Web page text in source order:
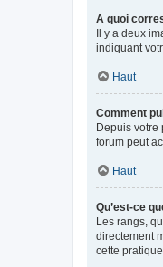
A quoi
Il y a deux
indiquant
Haut
Comment
Depuis votre
forum peut
Haut
Qu’est-ce
Les rangs,
directement
cette